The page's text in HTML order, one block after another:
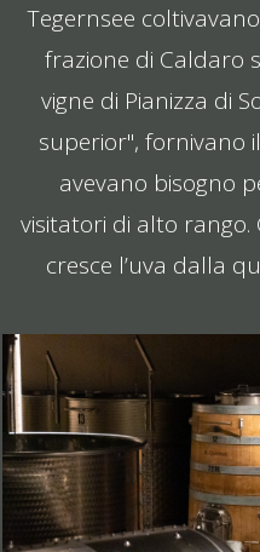
Tegernsee
frazione di Caldaro
vigne di Pianizza di
superior", fornivano
avevano bisogno
visitatori di alto rango.
cresce l’uva dalla